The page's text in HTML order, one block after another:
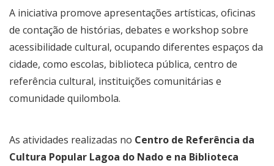
A iniciativa promove apresentações artísticas, oficinas
de contação de histórias, debates e workshop sobre
acessibilidade cultural, ocupando diferentes espaços da
cidade, como escolas, biblioteca pública, centro de
referência cultural, instituições comunitárias e
comunidade quilombola.
As atividades realizadas no Centro de Referência da
Cultura Popular Lagoa do Nado e na Biblioteca